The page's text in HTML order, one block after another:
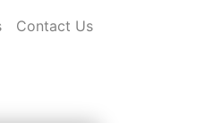
Contact Us